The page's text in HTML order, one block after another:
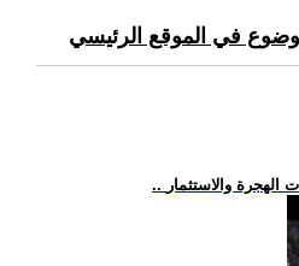
في الموقع الرئيسي
والاستثمار